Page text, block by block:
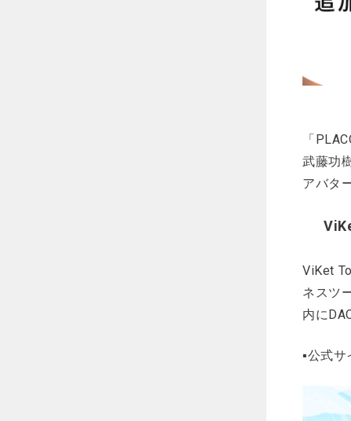
「
武藤功
アバタ
ViKet
ネスツ
内に
▪公式サ